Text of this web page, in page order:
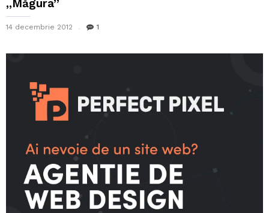
,,Măgura”
14 decembrie 2012 1